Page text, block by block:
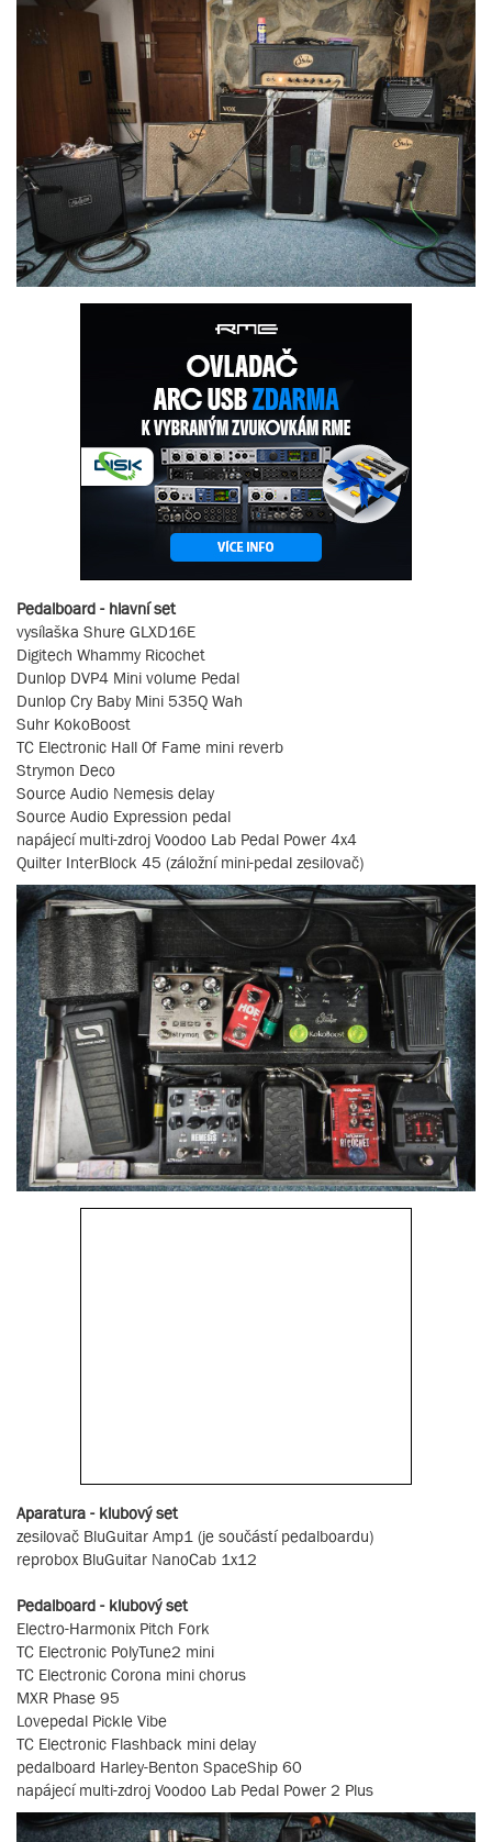
Pedalboard - hlavní set
vysílaška Shure GLXD16E
Digitech Whammy Ricochet
Dunlop DVP4 Mini volume Pedal
Dunlop Cry Baby Mini 535Q Wah
Suhr KokoBoost
TC Electronic Hall Of Fame mini reverb
Strymon Deco
Source Audio Nemesis delay
Source Audio Expression pedal
napájecí multi-zdroj Voodoo Lab Pedal Power 4x4
Quilter InterBlock 45 (záložní mini-pedal zesilovač)
Aparatura - klubový set
zesilovač BluGuitar Amp1 (je součástí pedalboardu)
reprobox BluGuitar NanoCab 1x12
Pedalboard - klubový set
Electro-Harmonix Pitch Fork
TC Electronic PolyTune2 mini
TC Electronic Corona mini chorus
MXR Phase 95
Lovepedal Pickle Vibe
TC Electronic Flashback mini delay
pedalboard Harley-Benton SpaceShip 60
napájecí multi-zdroj Voodoo Lab Pedal Power 2 Plus